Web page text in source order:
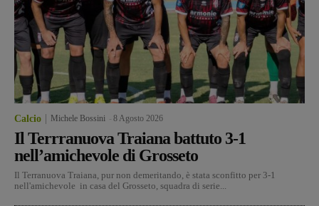
Calcio Michele Bossini 8 Agosto 2026
Il Terrranuova Traiana battuto 3-1
nell’amichevole di Grosseto
Il Terranuova Traiana, pur non demeritando, è stata sconfitto per 3-1
nell'amichevole in casa del Grosseto, squadra di serie...